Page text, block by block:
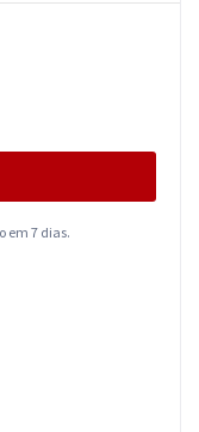
em 7 dias.